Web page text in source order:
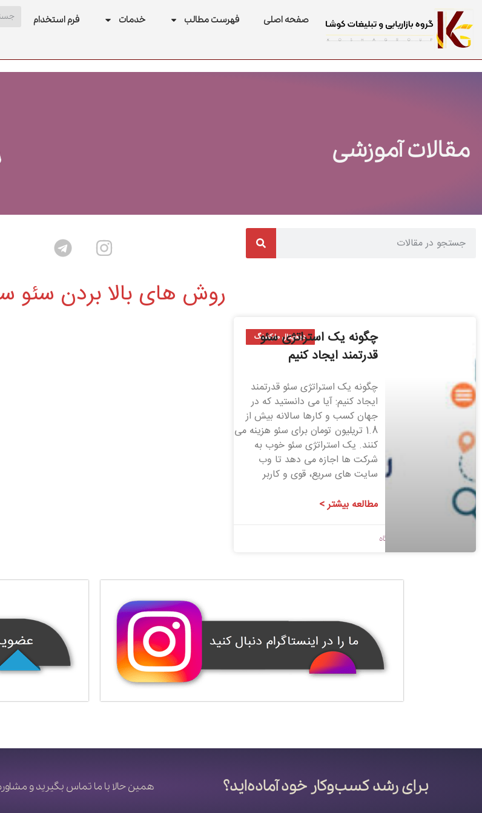
صفحه اصلی فهرست مطالب خدمات فرم استخدام
مقالات آموزشی
روش های بالا بردن سئو
دیجیتال مارکتینگ
چگونه یک استراتژی سئو
قدرتمند ایجاد کنیم
چگونه یک استراتژی سئو قدرتمند
ایجاد کنیم: آیا می دانستید که در
جهان کسب و کارها سالانه بیش از
1.8 تریلیون تومان برای سئو هزینه می
کنند. یک استراتژی سئو خوب به
شرکت ها اجازه می دهد تا وب
سایت های سریع، قوی و کاربر
مطالعه بیشتر >
بدون دیدگاه
برای رشد کسب‌وکار خود آماده‌اید؟ همین حالا با ما تماس بگیرید و